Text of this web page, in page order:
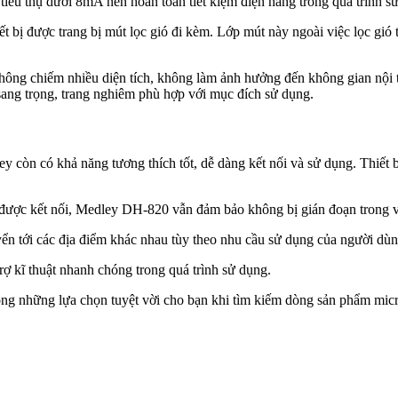
bị được trang bị mút lọc gió đi kèm. Lớp mút này ngoài việc lọc
chiếm nhiều diện tích, không làm ảnh hưởng đến không gian
trọng, trang nghiêm phù hợp với mục đích sử dụng.
có khả năng tương thích tốt, dễ dàng kết nối và sử dụng. Thiết
kết nối, Medley DH-820 vẫn đảm bảo không bị gián đoạn trong
tới các địa điểm khác nhau tùy theo nhu cầu sử dụng của người
kĩ thuật nhanh chóng trong quá trình sử dụng.
những lựa chọn tuyệt vời cho bạn khi tìm kiếm dòng sản phẩm